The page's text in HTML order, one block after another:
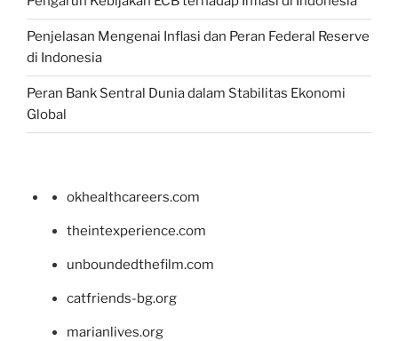
Penjelasan Mengenai Inflasi dan Peran Federal Reserve
di Indonesia
Peran Bank Sentral Dunia dalam Stabilitas Ekonomi
Global
okhealthcareers.com
theintexperience.com
unboundedthefilm.com
catfriends-bg.org
marianlives.org